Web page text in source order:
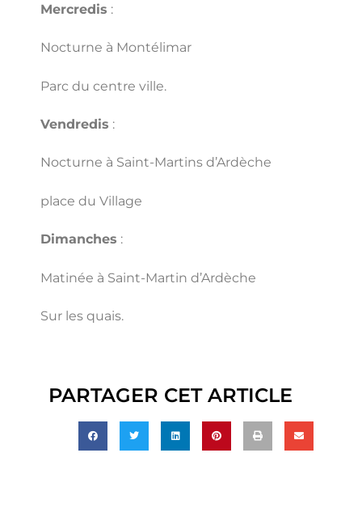
Mercredis :
Nocturne à Montélimar
Parc du centre ville.
Vendredis :
Nocturne à Saint-Martins d’Ardèche
place du Village
Dimanches :
Matinée à Saint-Martin d’Ardèche
Sur les quais.
PARTAGER CET ARTICLE